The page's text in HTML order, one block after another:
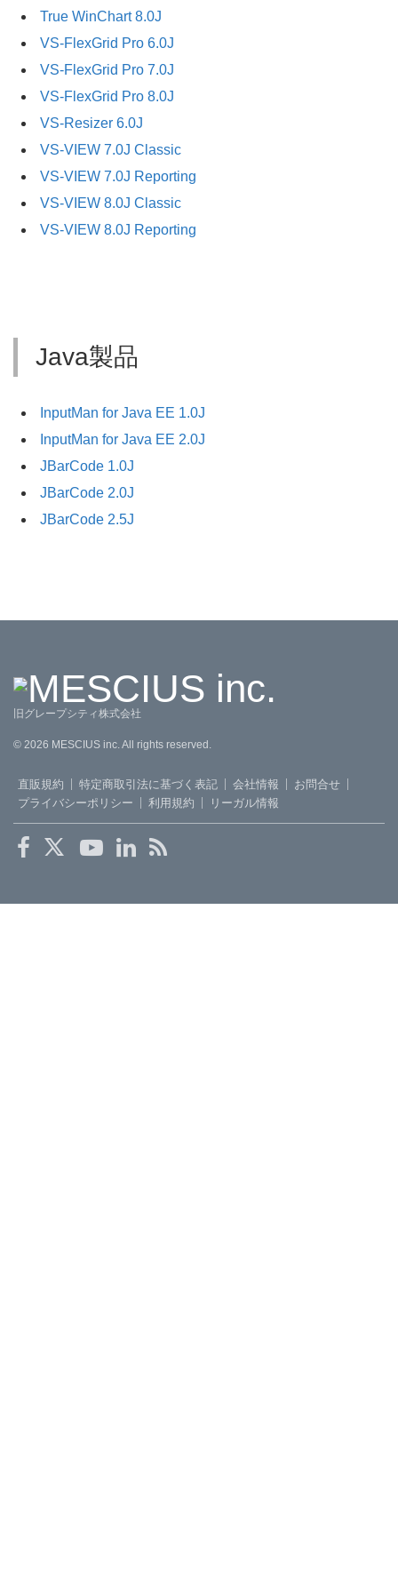
True WinChart 8.0J
VS-FlexGrid Pro 6.0J
VS-FlexGrid Pro 7.0J
VS-FlexGrid Pro 8.0J
VS-Resizer 6.0J
VS-VIEW 7.0J Classic
VS-VIEW 7.0J Reporting
VS-VIEW 8.0J Classic
VS-VIEW 8.0J Reporting
Java製品
InputMan for Java EE 1.0J
InputMan for Java EE 2.0J
JBarCode 1.0J
JBarCode 2.0J
JBarCode 2.5J
旧グレープシティ株式会社
© 2026 MESCIUS inc. All rights reserved.
直販規約 特定商取引法に基づく表記 会社情報
お問合せ
プライバシーポリシー
利用規約 リーガル情報